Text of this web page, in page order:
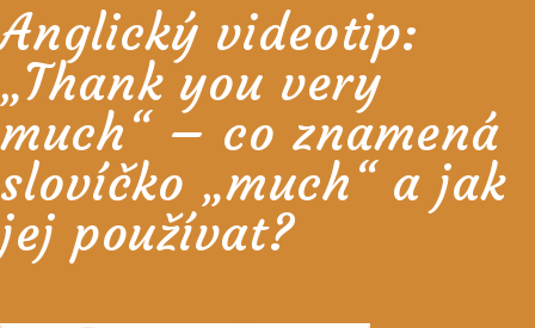
Anglický videotip:
„Thank you very
much“ – co znamená
slovíčko „much“ a jak
jej používat?